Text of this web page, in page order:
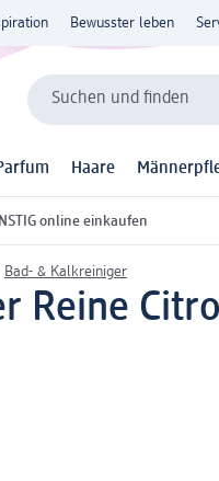
Bewusster leben
Suchen und finden
Haare
online einkaufen
Bad- & Kalkreiniger
Reine